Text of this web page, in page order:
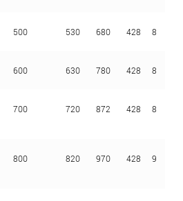
500 530 680 428 8
600 630 780 428 8
700 720 872 428 8
800 820 970 428 9